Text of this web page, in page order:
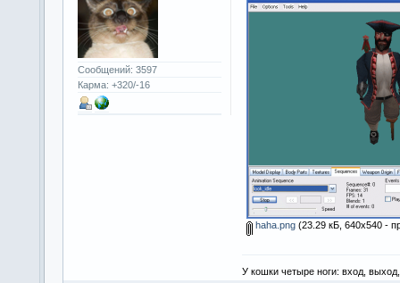
Сообщений: 3597
Карма: +320/-16
haha.png(23.29 кБ, 640x540 -
У кошки четыре ноги: вход,